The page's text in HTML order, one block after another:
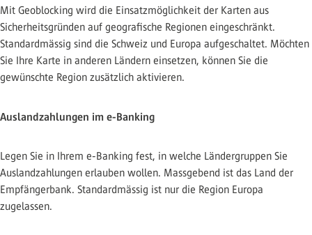
Mit Geoblocking wird die Einsatzmöglichkeit der Karten aus
Sicherheitsgründen auf geografische Regionen eingeschränkt.
Standardmässig sind die Schweiz und Europa aufgeschaltet. Möchten
Sie Ihre Karte in anderen Ländern einsetzen, können Sie die
gewünschte Region zusätzlich aktivieren.
Auslandzahlungen im e-Banking
Legen Sie in Ihrem e-Banking fest, in welche Ländergruppen Sie
Auslandzahlungen erlauben wollen. Massgebend ist das Land der
Empfängerbank. Standardmässig ist nur die Region Europa
zugelassen.